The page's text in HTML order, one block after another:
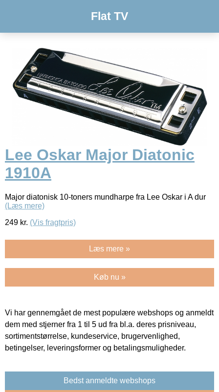
Flat TV
Lee Oskar Major Diatonic
1910A
Major diatonisk 10-toners mundharpe fra Lee Oskar i A dur
(Læs mere)
249 kr. (Vis fragtpris)
Læs mere »
Køb nu »
Vi har gennemgået de mest populære webshops og anmeldt
dem med stjerner fra 1 til 5 ud fra bl.a. deres prisniveau,
sortimentstørrelse, kundeservice, brugervenlighed,
betingelser, leveringsformer og betalingsmuligheder.
Bedst anmeldte webshops